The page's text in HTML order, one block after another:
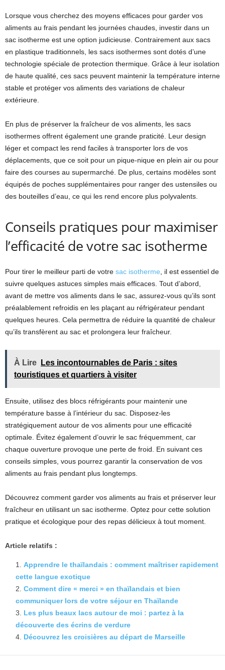
Lorsque vous cherchez des moyens efficaces pour garder vos
aliments au frais pendant les journées chaudes, investir dans un
sac isotherme est une option judicieuse. Contrairement aux sacs
en plastique traditionnels, les sacs isothermes sont dotés d’une
technologie spéciale de protection thermique. Grâce à leur isolation
de haute qualité, ces sacs peuvent maintenir la température interne
stable et protéger vos aliments des variations de chaleur
extérieure.
En plus de préserver la fraîcheur de vos aliments, les sacs
isothermes offrent également une grande praticité. Leur design
léger et compact les rend faciles à transporter lors de vos
déplacements, que ce soit pour un pique-nique en plein air ou pour
faire des courses au supermarché. De plus, certains modèles sont
équipés de poches supplémentaires pour ranger des ustensiles ou
des bouteilles d’eau, ce qui les rend encore plus polyvalents.
Conseils pratiques pour maximiser
l’efficacité de votre sac isotherme
Pour tirer le meilleur parti de votre sac isotherme, il est essentiel de
suivre quelques astuces simples mais efficaces. Tout d’abord,
avant de mettre vos aliments dans le sac, assurez-vous qu’ils sont
préalablement refroidis en les plaçant au réfrigérateur pendant
quelques heures. Cela permettra de réduire la quantité de chaleur
qu’ils transfèrent au sac et prolongera leur fraîcheur.
À Lire
Les incontournables de Paris : sites
touristiques et quartiers à visiter
Ensuite, utilisez des blocs réfrigérants pour maintenir une
température basse à l’intérieur du sac. Disposez-les
stratégiquement autour de vos aliments pour une efficacité
optimale. Évitez également d’ouvrir le sac fréquemment, car
chaque ouverture provoque une perte de froid. En suivant ces
conseils simples, vous pourrez garantir la conservation de vos
aliments au frais pendant plus longtemps.
Découvrez comment garder vos aliments au frais et préserver leur
fraîcheur en utilisant un sac isotherme. Optez pour cette solution
pratique et écologique pour des repas délicieux à tout moment.
Article relatifs :
Apprendre le thaïlandais : comment maîtriser rapidement
cette langue exotique
Comment dire « merci » en thaïlandais et bien
communiquer lors de votre séjour en Thaïlande
Les plus beaux lacs autour de moi : partez à la
découverte des écrins de verdure
Découvrez les croisières au départ de Marseille